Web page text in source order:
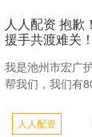
人人配资 抱歉
援手共渡难关！
我是池州市宏广
帮我们，我们有
人人配资